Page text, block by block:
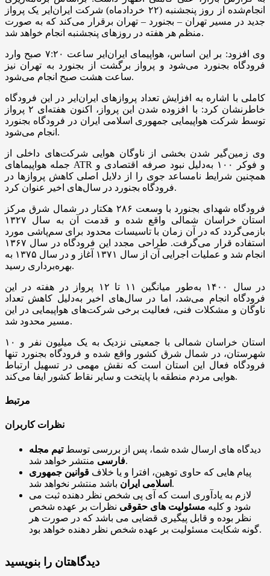
انجام‌شده از روز پنجشنبه (۲۲ خردادماه) شرکت ایران‌ایر یک پرواز
جدید در مسیر تهران – بجنورد – تهران برقرار می‌کند که به صورت
منظم هر هفته در روزهای پنجشنبه انجام خواهد شد.
وی افزود: بر این اساس، هواپیمای ایران‌ایر ساعت ۷:۲۰ صبح وارد
فرودگاه بجنورد می‌شود و پرواز برگشت از بجنورد به تهران نیز
ساعت هشت صبح انجام می‌شود.
کاملی با اشاره به افزایش تعداد پروازهای ایران‌ایر در این فرودگاه
خاطرنشان کرد: با افزوده شدن این پرواز، اکنون هفته‌ای ۲ پرواز
توسط شرکت هواپیمایی جمهوری اسلامی ایران در فرودگاه بجنورد
انجام می‌شود.
وی زمین‌گیر شدن بخشی از ناوگان هوایی شرکت‌های داخلی از
جمله هواپیماهای ATR و فوکر ۱۰۰ به‌دلیل نبود صرفه اقتصادی و
همچنین شرایط نامساعد جوی را از دلایل اصلی کاهش پروازها در
فرودگاه بجنورد در سال‌های اخیر عنوان کرد.
فرودگاه شهدای بجنورد با وسعت ۲۸۶ هکتار در شمال شرق مرکز
استان خراسان شمالی واقع شده و قدمت آن به سال ۱۳۲۷
بازمی‌گردد که در آن زمان با تاسیسات محدود برای سم‌پاشی مورد
استفاده قرار می‌گرفت. طراحی مجدد این فرودگاه در سال ۱۳۶۷
انجام شد و عملیات اجرایی آن از سال ۱۳۷۱ آغاز و در سال ۱۳۷۵ به
بهره‌برداری رسید.
در سال ۱۴۰۰ به‌طور میانگین ۱۱ تا ۱۲ پرواز در هفته در این
فرودگاه انجام می‌شد، اما در سال‌های اخیر به‌دلیل کاهش تعداد
ناوگان و مشکلات فنی، فعالیت برخی شرکت‌های هواپیمایی در این
مسیر محدود شد.
استان خراسان شمالی با جمعیتی نزدیک به یک میلیون نفر و ۱۰
شهرستان، در شمال شرق کشور واقع شده و فرودگاه بجنورد تنها
فرودگاه فعال این استان است که نقش مهمی در تسهیل ارتباط
هوایی مردم منطقه با پایتخت و سایر نقاط کشور ایفا می‌کند.
مرتبط
نظرات کاربران
دیدگاه های ارسال شده شما، پس از بررسی توسطتیم مجله
فارسیمنتشر خواهد شد.
پیام هایی که حاوی توهین، افترا و یا خلاف قوانین جمهوری
اسلامی ایران باشد منتشر نخواهد شد.
لازم به یادآوری است که آی پی شخص نظر دهنده ثبت می
شود و کلیه مسئولیت های حقوقی نظرات بر عهده شخص
نظر بوده و قابل پیگیری قضایی می باشد که در صورت هر
گونه شکایت مسئولیت بر عهده شخص نظر دهنده خواهد بود.
دیدگاهتان را بنویسید